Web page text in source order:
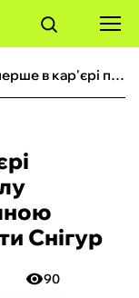
Костюк вперше в кар'єрі пробилася до 1/8 фіналу «Вімблдону»: її наступною суперницею може стати Снігур
Снігур
90